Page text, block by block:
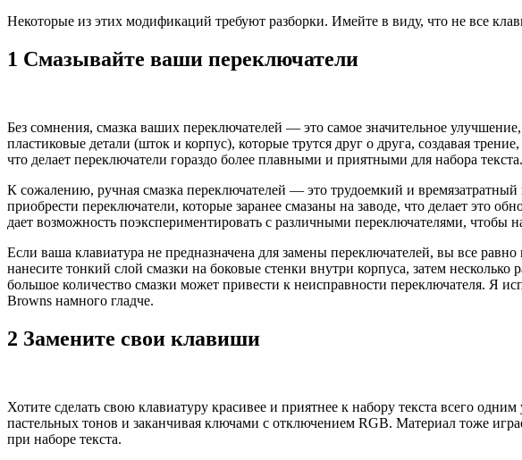
Некоторые из этих модификаций требуют разборки. Имейте в виду, что не все
1 Смазывайте ваши переключатели
Без сомнения, смазка ваших переключателей — это самое значительное
пластиковые детали (шток и корпус), которые трутся друг о друга, создавая
что делает переключатели гораздо более плавными и приятными для набора
К сожалению, ручная смазка переключателей — это трудоемкий и
приобрести переключатели, которые заранее смазаны на заводе, что делает это
дает возможность поэкспериментировать с различными переключателями, чтобы
Если ваша клавиатура не предназначена для замены переключателей, вы все
нанесите тонкий слой смазки на боковые стенки внутри корпуса, затем
большое количество смазки может привести к неисправности переключателя. Я
Browns намного гладче.
2 Замените свои клавиши
Хотите сделать свою клавиатуру красивее и приятнее к набору текста всего
пастельных тонов и заканчивая ключами с отключением RGB. Материал тоже
при наборе текста.